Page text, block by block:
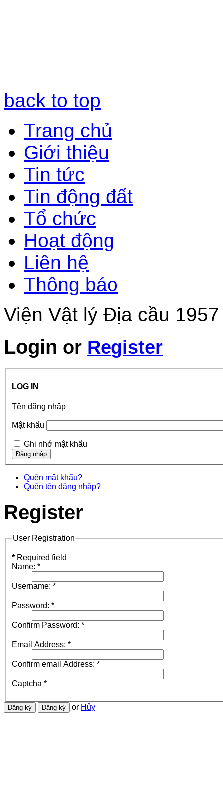
back to top
Trang chủ
Giới thiệu
Tin tức
Tin động đất
Tổ chức
Hoạt động
Liên hệ
Thông báo
Viện Vật lý Địa cầu
Login or Register
LOG IN
Tên đăng nhập
Mật khẩu
Ghi nhớ mật khẩu
Quên mật khẩu?
Quên tên đăng nhập?
Register
User Registration
* Required field
Name: *
Username: *
Password: *
Confirm Password: *
Email Address: *
Confirm email Address: *
Captcha *
or Hủy